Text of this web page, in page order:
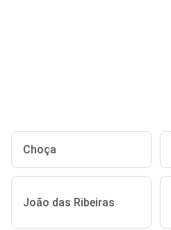
Choça
João das Ribeiras